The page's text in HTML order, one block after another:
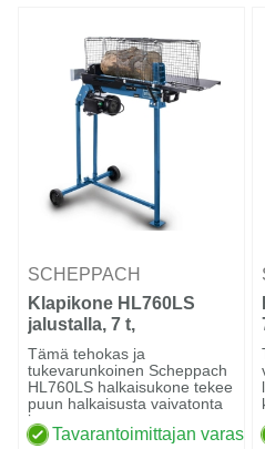
SCHEPPACH
Klapikone HL760LS
jalustalla, 7 t,
Scheppach
Tämä tehokas ja
tukevarunkoinen Scheppach
HL760LS halkaisukone tekee
puun halkaisusta vaivatonta
ja...
Tavarantoimittajan